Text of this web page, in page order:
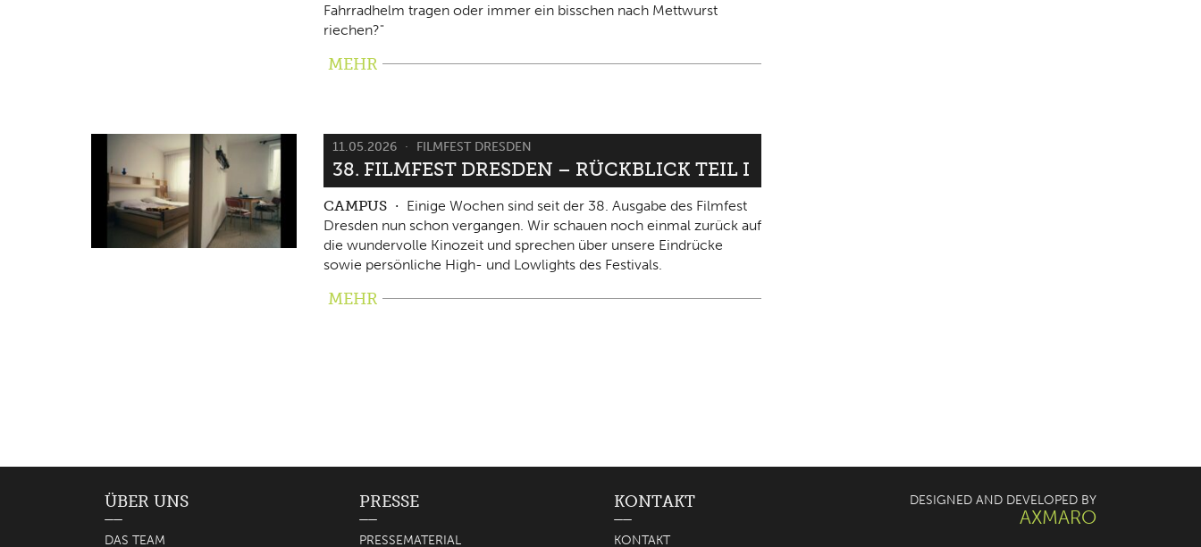
Fahrradhelm tragen oder immer ein bisschen nach Mettwurst
riechen?"
MEHR
11.05.2026 FILMFEST DRESDEN
38. FILMFEST DRESDEN – RÜCKBLICK TEIL I
CAMPUS
Einige Wochen sind seit der 38. Ausgabe des Filmfest
Dresden nun schon vergangen. Wir schauen noch einmal zurück auf
die wundervolle Kinozeit und sprechen über unsere Eindrücke
sowie persönliche High- und Lowlights des Festivals.
MEHR
ÜBER UNS
DAS TEAM
PRESSE
PRESSEMATERIAL
KONTAKT
KONTAKT
DESIGNED AND DEVELOPED BY
AXMARO